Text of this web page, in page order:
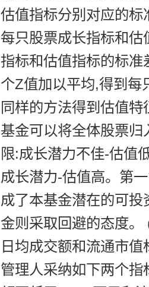
估值指标分别对应的标
每只股票成长指标和
指标和估值指标的标
个Z值加以平均,得到每
同样的方法得到估值
基金可以将全体股票
限:成长潜力不佳-估值
成长潜力-估值高。第
成了本基金潜在的可
金则采取回避的态度
日均成交额和流通市
管理人采纳如下两个